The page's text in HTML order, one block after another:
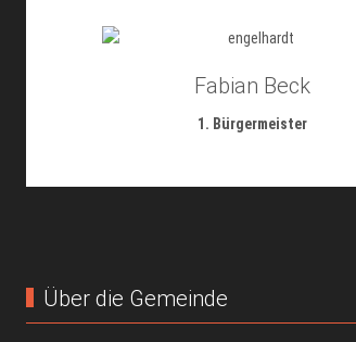
Fabian Beck
1. Bürgermeister
Über die Gemeinde